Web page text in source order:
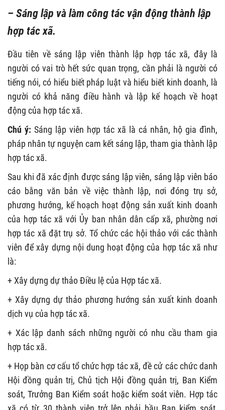
– Sáng lập và làm công tác vận động thành lập
hợp tác xã.
Đầu tiên về sáng lập viên thành lập hợp tác xã, đây là
người có vai trò hết sức quan trọng, cần phải là người có
tiếng nói, có hiểu biết pháp luật và hiểu biết kinh doanh, là
người có khả năng điều hành và lập kế hoạch về hoạt
động của hợp tác xã.
Chú ý: Sáng lập viên hợp tác xã là cá nhân, hộ gia đình,
pháp nhân tự nguyện cam kết sáng lập, tham gia thành lập
hợp tác xã.
Sau khi đã xác định được sáng lập viên, sáng lập viên báo
cáo bằng văn bản về việc thành lập, nơi đóng trụ sở,
phương hướng, kế hoạch hoạt động sản xuất kinh doanh
của hợp tác xã với Ủy ban nhân dân cấp xã, phường nơi
hợp tác xã đặt trụ sở. Tổ chức các hội thảo với các thành
viên để xây dựng nội dung hoạt động của hợp tác xã như
là:
+ Xây dựng dự thảo Điều lệ của Hợp tác xã.
+ Xây dựng dự thảo phương hướng sản xuất kinh doanh
dịch vụ của hợp tác xã.
+ Xác lập danh sách những người có nhu cầu tham gia
hợp tác xã.
+ Họp bàn cơ cấu tổ chức hợp tác xã, đề cử các chức danh
Hội đồng quản trị, Chủ tịch Hội đồng quản trị, Ban Kiểm
soát, Trưởng Ban Kiểm soát hoặc kiểm soát viên. Hợp tác